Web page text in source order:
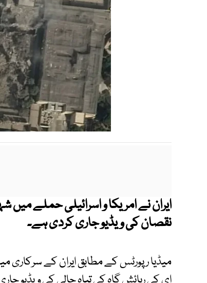
ایران نے امریکا و اسرائیلی حملے
نقصان کی ویڈیو جاری کردی ہے۔
میڈیا رپورٹس کے مطابق ایران کے سرکاری